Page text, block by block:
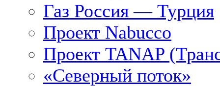
Газ Россия — Турция
Проект Nabucco
Проект TANAP
«Северный поток»